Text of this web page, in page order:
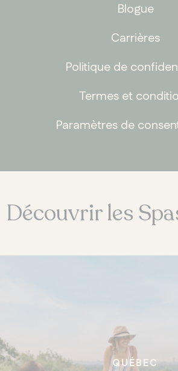
Blogue
Carrières
Politique de
Termes et
Paramètres de
Découvrir les
QUÉBEC